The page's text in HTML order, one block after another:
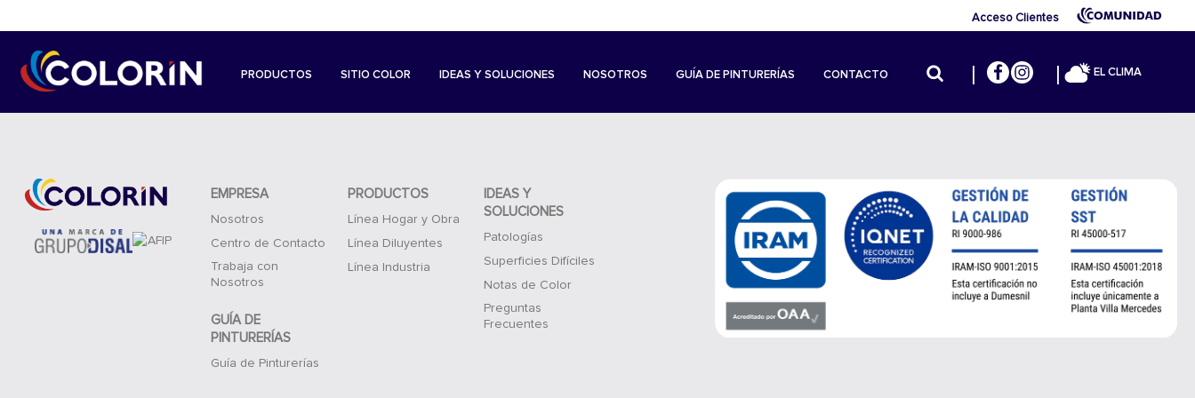
Acceso Clientes
PRODUCTOS SITIO COLOR IDEAS Y SOLUCIONES NOSOTROS GUÍA DE PINTURERÍAS CONTACTO EL CLIMA
EMPRESA
Nosotros
Centro de Contacto
Trabaja con
Nosotros
GUÍA DE
PINTURERÍAS
Guía de Pinturerías
PRODUCTOS
Línea Hogar y Obra
Línea Diluyentes
Línea Industria
IDEAS Y
SOLUCIONES
Patologías
Superficies Difíciles
Notas de Color
Preguntas
Frecuentes